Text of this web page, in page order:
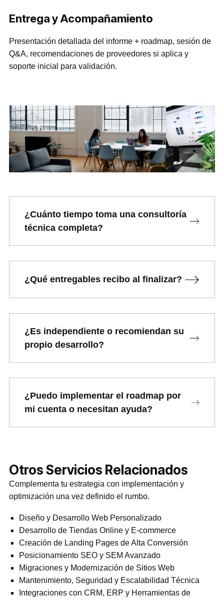
Entrega y Acompañamiento
Presentación detallada del informe + roadmap, sesión de
Q&A, recomendaciones de proveedores si aplica y
soporte inicial para validación.
¿Cuánto tiempo toma una consultoría
técnica completa?
¿Qué entregables recibo al finalizar?
¿Es independiente o recomiendan su
propio desarrollo?
¿Puedo implementar el roadmap por
mi cuenta o necesitan ayuda?
Otros Servicios Relacionados
Complementa tu estrategia con implementación y
optimización una vez definido el rumbo.
Diseño y Desarrollo Web Personalizado
Desarrollo de Tiendas Online y E-commerce
Creación de Landing Pages de Alta Conversión
Posicionamiento SEO y SEM Avanzado
Migraciones y Modernización de Sitios Web
Mantenimiento, Seguridad y Escalabilidad Técnica
Integraciones con CRM, ERP y Herramientas de